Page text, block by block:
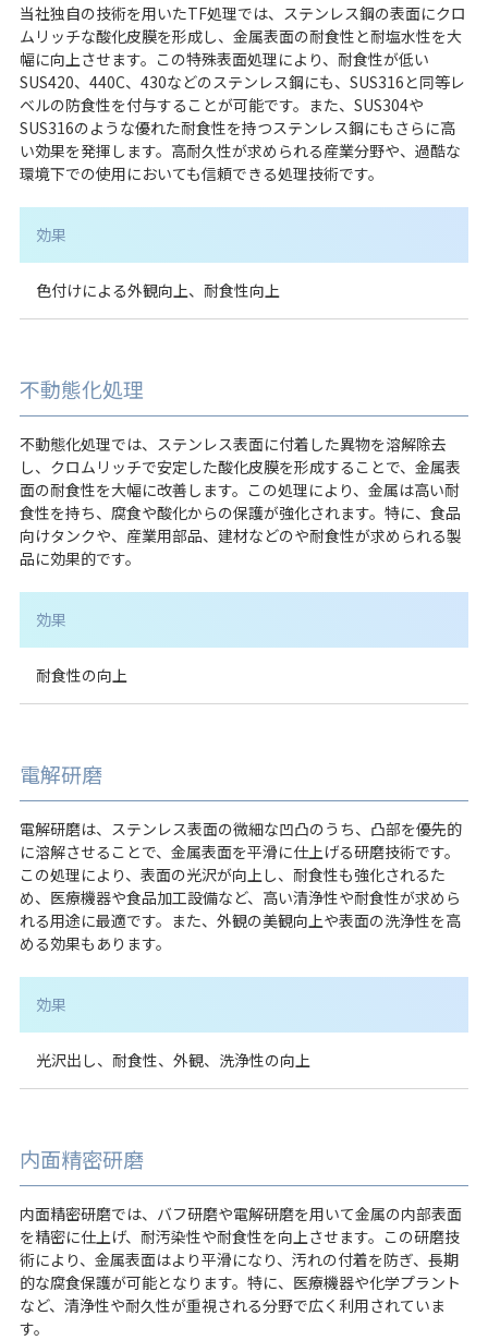
当社独自の技術を用いたTF処理では、ステンレス鋼の表面にクロ
ムリッチな酸化皮膜を形成し、金属表面の耐食性と耐塩水性を大
幅に向上させます。この特殊表面処理により、耐食性が低い
SUS420、440C、430などのステンレス鋼にも、SUS316と同等レ
ベルの防食性を付与することが可能です。また、SUS304や
SUS316のような優れた耐食性を持つステンレス鋼にもさらに高
い効果を発揮します。高耐久性が求められる産業分野や、過酷な
環境下での使用においても信頼できる処理技術です。
効果
色付けによる外観向上、耐食性向上
不動態化処理
不動態化処理では、ステンレス表面に付着した異物を溶解除去
し、クロムリッチで安定した酸化皮膜を形成することで、金属表
面の耐食性を大幅に改善します。この処理により、金属は高い耐
食性を持ち、腐食や酸化からの保護が強化されます。特に、食品
向けタンクや、産業用部品、建材などのや耐食性が求められる製
品に効果的です。
効果
耐食性の向上
電解研磨
電解研磨は、ステンレス表面の微細な凹凸のうち、凸部を優先的
に溶解させることで、金属表面を平滑に仕上げる研磨技術です。
この処理により、表面の光沢が向上し、耐食性も強化されるた
め、医療機器や食品加工設備など、高い清浄性や耐食性が求めら
れる用途に最適です。また、外観の美観向上や表面の洗浄性を高
める効果もあります。
効果
光沢出し、耐食性、外観、洗浄性の向上
内面精密研磨
内面精密研磨では、バフ研磨や電解研磨を用いて金属の内部表面
を精密に仕上げ、耐汚染性や耐食性を向上させます。この研磨技
術により、金属表面はより平滑になり、汚れの付着を防ぎ、長期
的な腐食保護が可能となります。特に、医療機器や化学プラント
など、清浄性や耐久性が重視される分野で広く利用されていま
す。